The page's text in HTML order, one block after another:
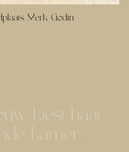
Merk Godin
kiest haar
kamer.